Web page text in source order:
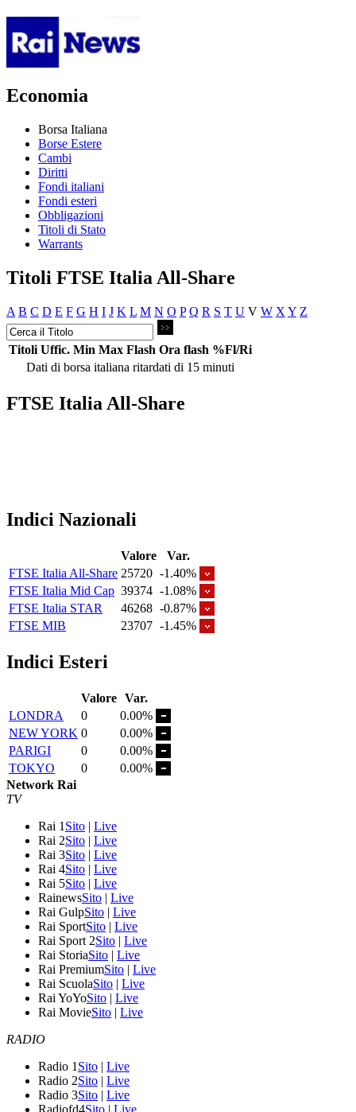
Economia
Borsa Italiana
Borse Estere
Cambi
Diritti
Fondi italiani
Fondi esteri
Obbligazioni
Titoli di Stato
Warrants
Titoli FTSE Italia All-Share
A B C D E F G H I J K L M N O P Q R S T U V W X Y Z
Titoli Uffic. Min Max Flash Ora flash %Fl/Ri
Dati di borsa italiana ritardati di 15 minuti
FTSE Italia All-Share
Indici Nazionali
Valore
Var.
FTSE Italia All-Share 25720 -1.40%
FTSE Italia Mid Cap 39374 -1.08%
FTSE Italia STAR
46268 -0.87%
FTSE MIB
23707 -1.45%
Indici Esteri
Valore Var.
LONDRA
0
0.00%
NEW YORK 0
0.00%
PARIGI
0
0.00%
TOKYO
0
0.00%
Network Rai
TV
Rai 1 Sito | Live
Rai 2Sito | Live
Rai 3Sito | Live
Rai 4Sito | Live
Rai 5Sito | Live
RainewsSito | Live
Rai GulpSito | Live
Rai SportSito | Live
Rai Sport 2Sito | Live
Rai StoriaSito | Live
Rai PremiumSito | Live
Rai ScuolaSito | Live
Rai YoYoSito | Live
Rai MovieSito | Live
RADIO
Radio 1 Sito | Live
Radio 2Sito | Live
Radio 3Sito | Live
Radiofd4Sito | Live